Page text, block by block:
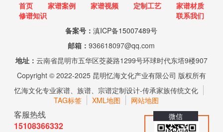
首页 家谱案例 家谱视频 定制工艺
家谱材质
修谱知识
联系我们
备案号：滇ICP备15007489号
邮箱：936618097@qq.com
地址： 云南省昆明市五华区茭菱路1299号环球时代东塔9楼907
Copyright © 2022-2025 昆明忆海文化产业有限公司 版权所有
忆海文化专业家谱、族谱、宗谱定制设计-传承家族传统文化
TAG标签
XML地图 网站地图
客服热线
15108366332
微信